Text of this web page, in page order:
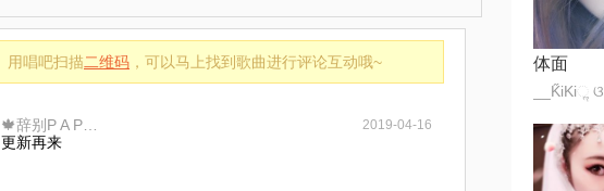
用唱吧扫描二维码 ，可以马上找到歌曲进行评论互动哦~
2019-04-16
更新再来
体面
__K̋iKiૢ ଓ.